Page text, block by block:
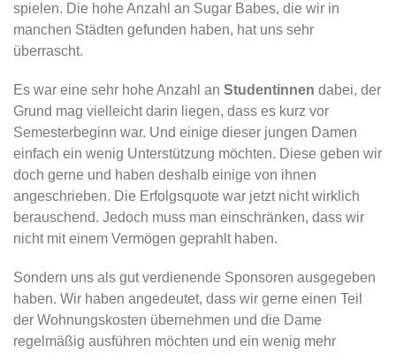
spielen. Die hohe Anzahl an Sugar Babes, die wir in
manchen Städten gefunden haben, hat uns sehr
überrascht.
Es war eine sehr hohe Anzahl an Studentinnen dabei, der
Grund mag vielleicht darin liegen, dass es kurz vor
Semesterbeginn war. Und einige dieser jungen Damen
einfach ein wenig Unterstützung möchten. Diese geben wir
doch gerne und haben deshalb einige von ihnen
angeschrieben. Die Erfolgsquote war jetzt nicht wirklich
berauschend. Jedoch muss man einschränken, dass wir
nicht mit einem Vermögen geprahlt haben.
Sondern uns als gut verdienende Sponsoren ausgegeben
haben. Wir haben angedeutet, dass wir gerne einen Teil
der Wohnungskosten übernehmen und die Dame
regelmäßig ausführen möchten und ein wenig mehr